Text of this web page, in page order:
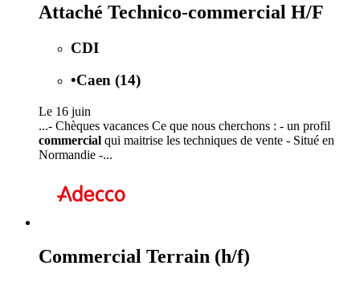
Attaché Technico-commercial H/F
CDI
•Caen (14)
Le 16 juin
...- Chèques vacances Ce que nous cherchons : - un profil
commercial qui maitrise les techniques de vente - Situé en
Normandie -...
Commercial Terrain (h/f)